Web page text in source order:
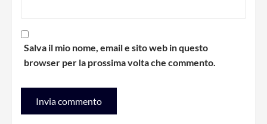
Salva il mio nome, email e sito web in questo
browser per la prossima volta che commento.